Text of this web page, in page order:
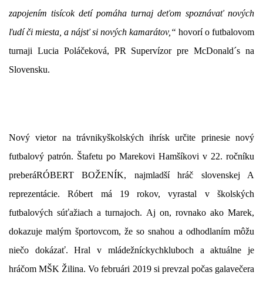
zapojením tisícok detí pomáha turnaj deťom spoznávať nových
ľudí či miesta, a nájsť si nových kamarátov,“ hovorí o futbalovom
turnaji Lucia Poláčeková, PR Supervízor pre McDonald´s na
Slovensku.
Nový vietor na trávnikyškolských ihrísk určite prinesie nový
futbalový patrón. Štafetu po Marekovi Hamšíkovi v 22. ročníku
preberáRÓBERT BOŽENÍK, najmladší hráč slovenskej A
reprezentácie. Róbert má 19 rokov, vyrastal v školských
futbalových súťažiach a turnajoch. Aj on, rovnako ako Marek,
dokazuje malým športovcom, že so snahou a odhodlaním môžu
niečo dokázať. Hral v mládežníckychkluboch a aktuálne je
hráčom MŠK Žilina. Vo februári 2019 si prevzal počas galavečera